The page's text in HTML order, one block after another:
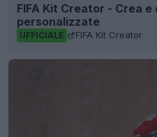
FIFA Kit Creator - Crea
personalizzate
UFFICIALE FIFA Kit Creator